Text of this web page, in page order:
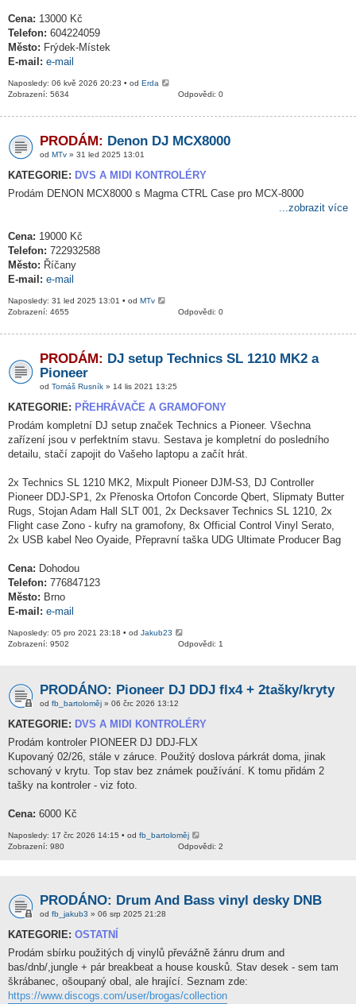
Cena: 13000 Kč
Telefon: 604224059
Město: Frýdek-Místek
E-mail: e-mail
Naposledy: 06 kvě 2026 20:23 • od Erda
Odpovědi: 0
Zobrazení: 5634
PRODÁM: Denon DJ MCX8000
od MTv » 31 led 2025 13:01
KATEGORIE: DVS A MIDI KONTROLÉRY
Prodám DENON MCX8000 s Magma CTRL Case pro MCX-8000
...zobrazit více
Cena: 19000 Kč
Telefon: 722932588
Město: Říčany
E-mail: e-mail
Naposledy: 31 led 2025 13:01 • od MTv
Odpovědi: 0
Zobrazení: 4655
PRODÁM: DJ setup Technics SL 1210 MK2 a
Pioneer
od Tomáš Rusník » 14 lis 2021 13:25
KATEGORIE: PŘEHRÁVAČE A GRAMOFONY
Prodám kompletní DJ setup značek Technics a Pioneer. Všechna
zařízení jsou v perfektním stavu. Sestava je kompletní do posledního
detailu, stačí zapojit do Vašeho laptopu a začít hrát.
2x Technics SL 1210 MK2, Mixpult Pioneer DJM-S3, DJ Controller
Pioneer DDJ-SP1, 2x Přenoska Ortofon Concorde Qbert, Slipmaty Butter
Rugs, Stojan Adam Hall SLT 001, 2x Decksaver Technics SL 1210, 2x
Flight case Zono - kufry na gramofony, 8x Official Control Vinyl Serato,
2x USB kabel Neo Oyaide, Přepravní taška UDG Ultimate Producer Bag
Cena: Dohodou
Telefon: 776847123
Město: Brno
E-mail: e-mail
Naposledy: 05 pro 2021 23:18 • od Jakub23
Odpovědi: 1
Zobrazení: 9502
PRODÁNO: Pioneer DJ DDJ flx4 + 2tašky/kryty
od fb_bartoloměj » 06 črc 2026 13:12
KATEGORIE: DVS A MIDI KONTROLÉRY
Prodám kontroler PIONEER DJ DDJ-FLX
Kupovaný 02/26, stále v záruce. Použitý doslova párkrát doma, jinak
schovaný v krytu. Top stav bez známek používání. K tomu přidám 2
tašky na kontroler - viz foto.
Cena: 6000 Kč
Naposledy: 17 črc 2026 14:15 • od fb_bartoloměj
Odpovědi: 2
Zobrazení: 980
PRODÁNO: Drum And Bass vinyl desky DNB
od fb_jakub3 » 06 srp 2025 21:28
KATEGORIE: OSTATNÍ
Prodám sbírku použitých dj vinylů převážně žánru drum and
bas/dnb/,jungle + pár breakbeat a house kousků. Stav desek - sem tam
škrábanec, ošoupaný obal, ale hrající. Seznam zde:
https://www.discogs.com/user/brogas/collection